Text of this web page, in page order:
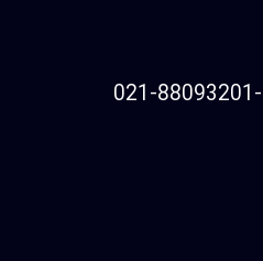
021-